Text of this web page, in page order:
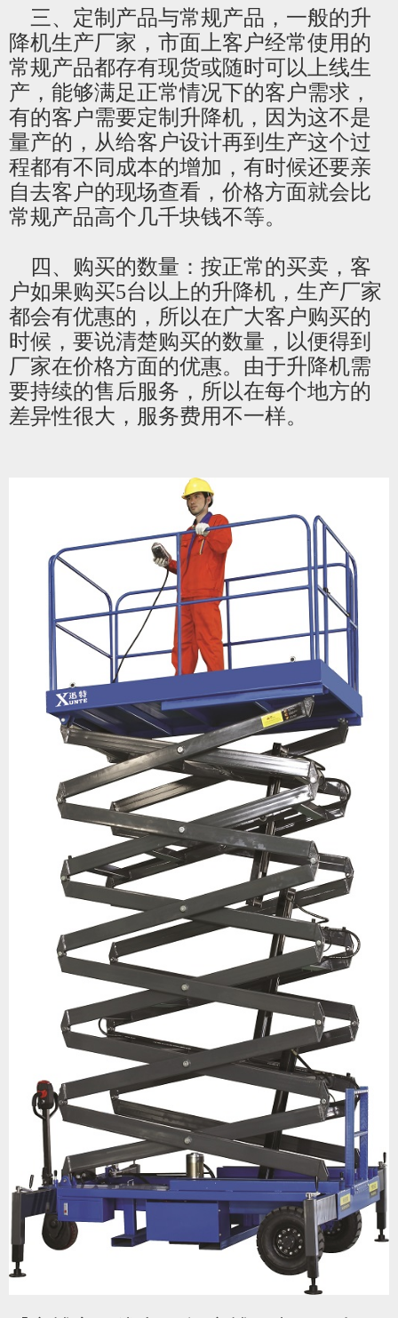
三、定制产品与常规产品，一般的升
降机生产厂家，市面上客户经常使用的
常规产品都存有现货或随时可以上线生
产，能够满足正常情况下的客户需求，
有的客户需要定制升降机，因为这不是
量产的，从给客户设计再到生产这个过
程都有不同成本的增加，有时候还要亲
自去客户的现场查看，价格方面就会比
常规产品高个几千块钱不等。
四、购买的数量：按正常的买卖，客
户如果购买5台以上的升降机，生产厂家
都会有优惠的，所以在广大客户购买的
时候，要说清楚购买的数量，以便得到
厂家在价格方面的优惠。由于升降机需
要持续的售后服务，所以在每个地方的
差异性很大，服务费用不一样。